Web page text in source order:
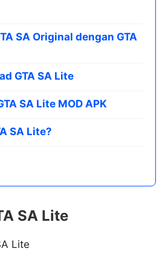
SA Original dengan GTA
GTA SA Lite
SA Lite MOD APK
SA Lite?
SA Lite